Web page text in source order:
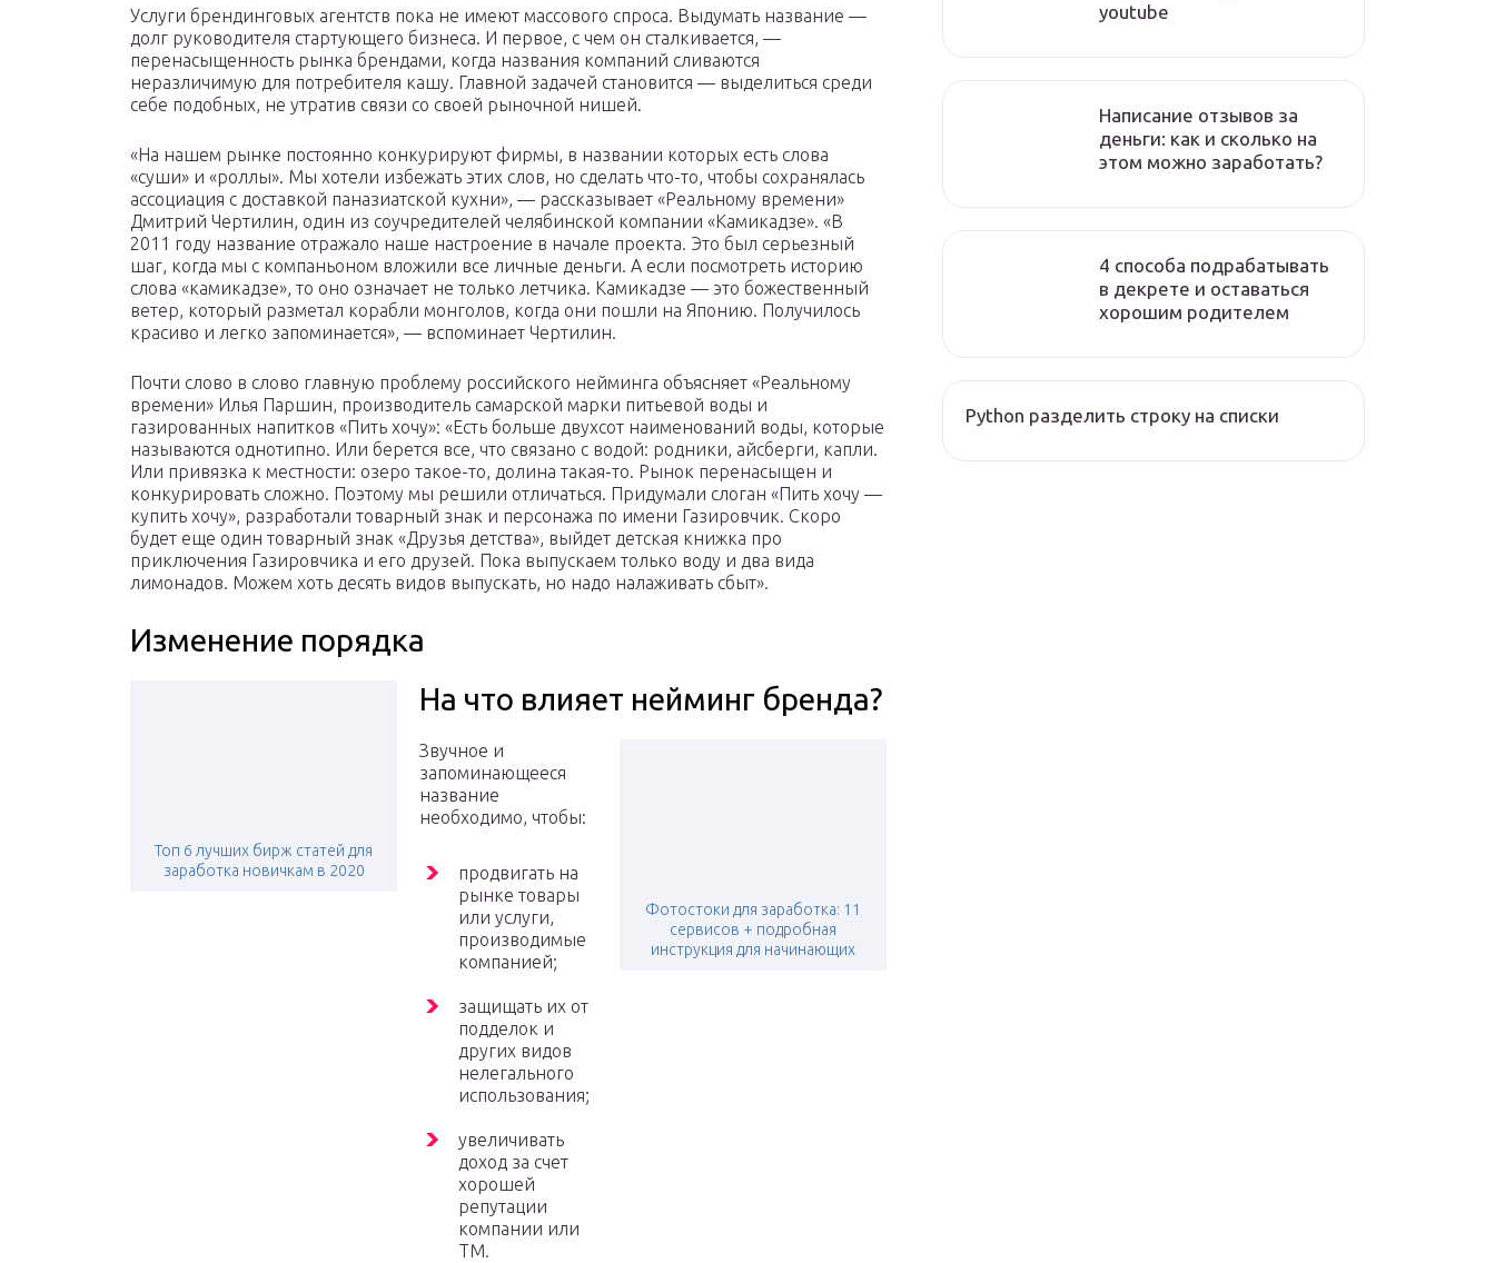
Услуги брендинговых агентств пока не имеют массового спроса. Выдумать название —
долг руководителя стартующего бизнеса. И первое, с чем он сталкивается, —
перенасыщенность рынка брендами, когда названия компаний сливаются
неразличимую для потребителя кашу. Главной задачей становится — выделиться среди
себе подобных, не утратив связи со своей рыночной нишей.
«На нашем рынке постоянно конкурируют фирмы, в названии которых есть слова
«суши» и «роллы». Мы хотели избежать этих слов, но сделать что-то, чтобы сохранялась
ассоциация с доставкой паназиатской кухни», — рассказывает «Реальному времени»
Дмитрий Чертилин, один из соучредителей челябинской компании «Камикадзе». «В
2011 году название отражало наше настроение в начале проекта. Это был серьезный
шаг, когда мы с компаньоном вложили все личные деньги. А если посмотреть историю
слова «камикадзе», то оно означает не только летчика. Камикадзе — это божественный
ветер, который разметал корабли монголов, когда они пошли на Японию. Получилось
красиво и легко запоминается», — вспоминает Чертилин.
Почти слово в слово главную проблему российского нейминга объясняет «Реальному
времени» Илья Паршин, производитель самарской марки питьевой воды и
газированных напитков «Пить хочу»: «Есть больше двухсот наименований воды, которые
называются однотипно. Или берется все, что связано с водой: родники, айсберги, капли.
Или привязка к местности: озеро такое-то, долина такая-то. Рынок перенасыщен и
конкурировать сложно. Поэтому мы решили отличаться. Придумали слоган «Пить хочу —
купить хочу», разработали товарный знак и персонажа по имени Газировчик. Скоро
будет еще один товарный знак «Друзья детства», выйдет детская книжка про
приключения Газировчика и его друзей. Пока выпускаем только воду и два вида
лимонадов. Можем хоть десять видов выпускать, но надо налаживать сбыт».
Изменение порядка
Топ 6 лучших бирж статей для
заработка новичкам в 2020
На что влияет нейминг бренда?
Фотостоки для заработка: 11
сервисов + подробная
инструкция для начинающих
Звучное и
запоминающееся
название
необходимо, чтобы:
продвигать на
рынке товары
или услуги,
производимые
компанией;
защищать их от
подделок и
других видов
нелегального
использования;
увеличивать
доход за счет
хорошей
репутации
компании или
ТМ.
youtube
Написание отзывов за
деньги: как и сколько на
этом можно заработать?
4 способа подрабатывать
в декрете и оставаться
хорошим родителем
Python разделить строку на списки